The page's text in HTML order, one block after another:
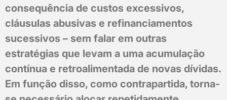
consequência de custos excessivos,
cláusulas abusivas e refinanciamentos
sucessivos – sem falar em outras
estratégias que levam a uma acumulação
contínua e retroalimentada de novas dívidas.
Em função disso, como contrapartida, torna-